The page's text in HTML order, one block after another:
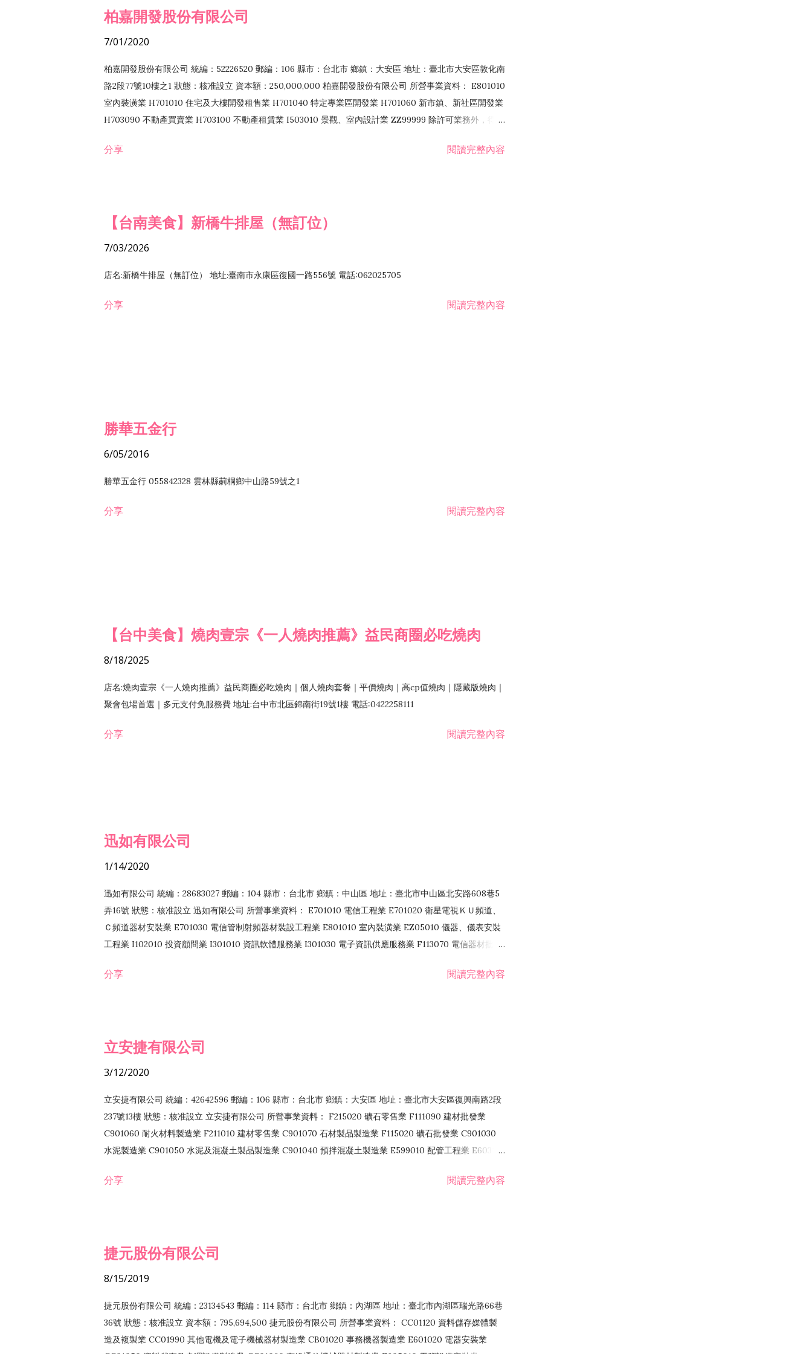
柏嘉開發股份有限公司
7/01/2020
柏嘉開發股份有限公司 統編：52226520 郵編：106 縣市：台北市 鄉鎮：大安區 地址：臺北市大安區敦化南
路2段77號10樓之1 狀態：核准設立 資本額：250,000,000 柏嘉開發股份有限公司 所營事業資料： E801010
室內裝潢業 H701010 住宅及大樓開發租售業 H701040 特定專業區開發業 H701060 新市鎮、新社區開發業
H703090 不動產買賣業 H703100 不動產租賃業 I503010 景觀、室內設計業 ZZ99999 除許可業務外，得經
分享 閱讀完整內容
【台南美食】新橋牛排屋（無訂位）
7/03/2026
店名:新橋牛排屋（無訂位） 地址:臺南市永康區復國一路556號 電話:062025705
分享 閱讀完整內容
勝華五金行
6/05/2016
勝華五金行 055842328 雲林縣莿桐鄉中山路59號之1
分享 閱讀完整內容
【台中美食】燒肉壹宗《一人燒肉推薦》益民商圈必吃燒肉
8/18/2025
店名:燒肉壹宗《一人燒肉推薦》益民商圈必吃燒肉｜個人燒肉套餐｜平價燒肉｜高cp值燒肉｜隱藏版燒肉｜
聚會包場首選｜多元支付免服務費 地址:台中市北區錦南街19號1樓 電話:0422258111
分享 閱讀完整內容
迅如有限公司
1/14/2020
迅如有限公司 統編：28683027 郵編：104 縣市：台北市 鄉鎮：中山區 地址：臺北市中山區北安路608巷5
弄16號 狀態：核准設立 迅如有限公司 所營事業資料： E701010 電信工程業 E701020 衛星電視ＫＵ頻道、
Ｃ頻道器材安裝業 E701030 電信管制射頻器材裝設工程業 E801010 室內裝潢業 EZ05010 儀器、儀表安裝
工程業 I102010 投資顧問業 I301010 資訊軟體服務業 I301030 電子資訊供應服務業 F113070 電信器材批發
務 F102030 菸酒批發業 F203020 菸酒零售業 F401171 酒類輸入業
分享 閱讀完整內容
立安捷有限公司
3/12/2020
立安捷有限公司 統編：42642596 郵編：106 縣市：台北市 鄉鎮：大安區 地址：臺北市大安區復興南路2段
237號13樓 狀態：核准設立 立安捷有限公司 所營事業資料： F215020 礦石零售業 F111090 建材批發業
C901060 耐火材料製造業 F211010 建材零售業 C901070 石材製品製造業 F115020 礦石批發業 C901030
水泥製造業 C901050 水泥及混凝土製品製造業 C901040 預拌混凝土製造業 E599010 配管工程業 E603110
EZ99990 其他工程業 F102170 食品什貨批發業 F106020 日常用品批發業 F108031 醫療器材批發業
分享 閱讀完整內容
捷元股份有限公司
8/15/2019
捷元股份有限公司 統編：23134543 郵編：114 縣市：台北市 鄉鎮：內湖區 地址：臺北市內湖區瑞光路66巷
36號 狀態：核准設立 資本額：795,694,500 捷元股份有限公司 所營事業資料： CC01120 資料儲存媒體製
造及複製業 CC01990 其他電機及電子機械器材製造業 CB01020 事務機器製造業 E601020 電器安裝業